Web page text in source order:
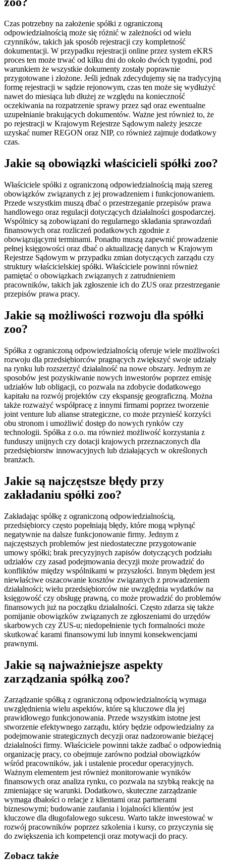
Czas potrzebny na założenie spółki z ograniczoną
odpowiedzialnością może się różnić w zależności od wielu
czynników, takich jak sposób rejestracji czy kompletność
dokumentacji. W przypadku rejestracji online przez system eKRS
proces ten może trwać od kilku dni do około dwóch tygodni, pod
warunkiem że wszystkie dokumenty zostały poprawnie
przygotowane i złożone. Jeśli jednak zdecydujemy się na tradycyjną
formę rejestracji w sądzie rejonowym, czas ten może się wydłużyć
nawet do miesiąca lub dłużej ze względu na konieczność
oczekiwania na rozpatrzenie sprawy przez sąd oraz ewentualne
uzupełnianie brakujących dokumentów. Ważne jest również to, że
po rejestracji w Krajowym Rejestrze Sądowym należy jeszcze
uzyskać numer REGON oraz NIP, co również zajmuje dodatkowy
czas.
Jakie są obowiązki właścicieli spółki zoo?
Właściciele spółki z ograniczoną odpowiedzialnością mają szereg
obowiązków związanych z jej prowadzeniem i funkcjonowaniem.
Przede wszystkim muszą dbać o przestrzeganie przepisów prawa
handlowego oraz regulacji dotyczących działalności gospodarczej.
Wspólnicy są zobowiązani do regularnego składania sprawozdań
finansowych oraz rozliczeń podatkowych zgodnie z
obowiązującymi terminami. Ponadto muszą zapewnić prowadzenie
pełnej księgowości oraz dbać o aktualizację danych w Krajowym
Rejestrze Sądowym w przypadku zmian dotyczących zarządu czy
struktury właścicielskiej spółki. Właściciele powinni również
pamiętać o obowiązkach związanych z zatrudnieniem
pracowników, takich jak zgłoszenie ich do ZUS oraz przestrzeganie
przepisów prawa pracy.
Jakie są możliwości rozwoju dla spółki
zoo?
Spółka z ograniczoną odpowiedzialnością oferuje wiele możliwości
rozwoju dla przedsiębiorców pragnących zwiększyć swoje udziały
na rynku lub rozszerzyć działalność na nowe obszary. Jednym ze
sposobów jest pozyskiwanie nowych inwestorów poprzez emisję
udziałów lub obligacji, co pozwala na zdobycie dodatkowego
kapitału na rozwój projektów czy ekspansję geograficzną. Można
także rozważyć współpracę z innymi firmami poprzez tworzenie
joint venture lub alianse strategiczne, co może przynieść korzyści
obu stronom i umożliwić dostęp do nowych rynków czy
technologii. Spółka z o.o. ma również możliwość korzystania z
funduszy unijnych czy dotacji krajowych przeznaczonych dla
przedsiębiorstw innowacyjnych lub działających w określonych
branżach.
Jakie są najczęstsze błędy przy
zakładaniu spółki zoo?
Zakładając spółkę z ograniczoną odpowiedzialnością,
przedsiębiorcy często popełniają błędy, które mogą wpłynąć
negatywnie na dalsze funkcjonowanie firmy. Jednym z
najczęstszych problemów jest niedostateczne przygotowanie
umowy spółki; brak precyzyjnych zapisów dotyczących podziału
udziałów czy zasad podejmowania decyzji może prowadzić do
konfliktów między wspólnikami w przyszłości. Innym błędem jest
niewłaściwe oszacowanie kosztów związanych z prowadzeniem
działalności; wielu przedsiębiorców nie uwzględnia wydatków na
księgowość czy obsługę prawną, co może prowadzić do problemów
finansowych już na początku działalności. Często zdarza się także
pomijanie obowiązków związanych ze zgłoszeniami do urzędów
skarbowych czy ZUS-u; niedopełnienie tych formalności może
skutkować karami finansowymi lub innymi konsekwencjami
prawnymi.
Jakie są najważniejsze aspekty
zarządzania spółką zoo?
Zarządzanie spółką z ograniczoną odpowiedzialnością wymaga
uwzględnienia wielu aspektów, które są kluczowe dla jej
prawidłowego funkcjonowania. Przede wszystkim istotne jest
stworzenie efektywnego zarządu, który będzie odpowiedzialny za
podejmowanie strategicznych decyzji oraz nadzorowanie bieżącej
działalności firmy. Właściciele powinni także zadbać o odpowiednią
organizację pracy, co obejmuje zarówno podział obowiązków
wśród pracowników, jak i ustalenie procedur operacyjnych.
Ważnym elementem jest również monitorowanie wyników
finansowych oraz analiza rynku, co pozwala na szybką reakcję na
zmieniające się warunki. Dodatkowo, skuteczne zarządzanie
wymaga dbałości o relacje z klientami oraz partnerami
biznesowymi; budowanie zaufania i lojalności klientów jest
kluczowe dla długofalowego sukcesu. Warto także inwestować w
rozwój pracowników poprzez szkolenia i kursy, co przyczynia się
do zwiększenia ich kompetencji oraz motywacji do pracy.
Zobacz także